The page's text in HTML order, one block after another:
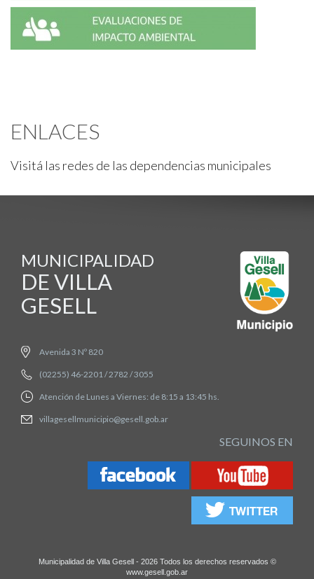
ENLACES
Visitá las redes de las dependencias municipales
MUNICIPALIDAD
DE VILLA
GESELL
Avenida 3 Nº 820
(02255) 46-2201 / 2782 / 3055
Atención de Lunes a Viernes: de 8:15 a 13:45 hs.
villagesellmunicipio@gesell.gob.ar
SEGUINOS EN
Municipalidad de Villa Gesell - 2026 Todos los derechos reservados ©
www.gesell.gob.ar